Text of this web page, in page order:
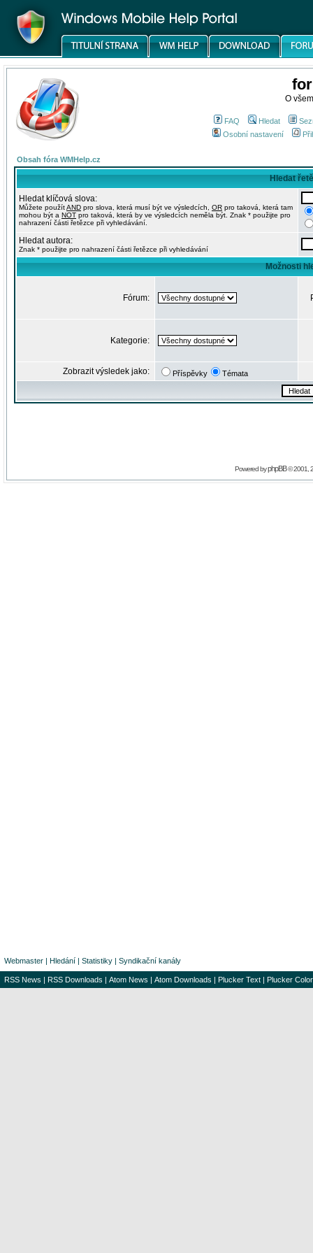
O
FAQ Hledat
Osobní nastavení
Obsah fóra WMHelp.cz
Hledat
Hledat klíčová slova:
Můžete použítAND pro slova, která musí být ve výsledcích, OR pro taková, která tam
mohou být a NOT pro taková, která by ve výsledcích neměla být. Znak * použijte pro
nahrazení části řetězce při vyhledávání.
Hledat autora:
Znak * použijte pro nahrazení části řetězce při vyhledávání
Možnosti
Fórum:
Kategorie:
Zobrazit výsledek jako: Příspěvky Témata
Powered byphpBB© 2001,
Webmaster | Hledání | Statistiky | Syndikační kanály
RSS News | RSS Downloads | Atom News | Atom Downloads | Plucker Text | Plucker Color